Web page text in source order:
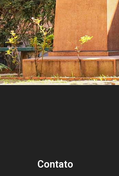
Contato